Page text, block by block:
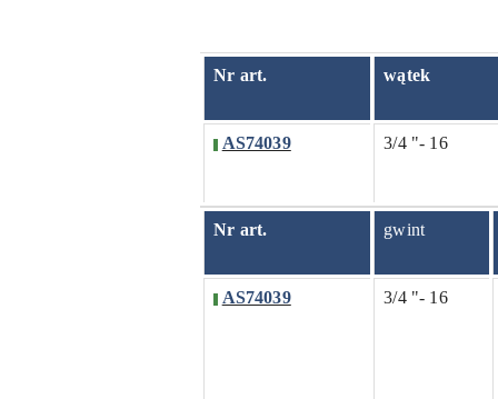
Nr art. wątek
AS74039 3/4 "- 16
Nr art. gwint
AS74039 3/4 "- 16